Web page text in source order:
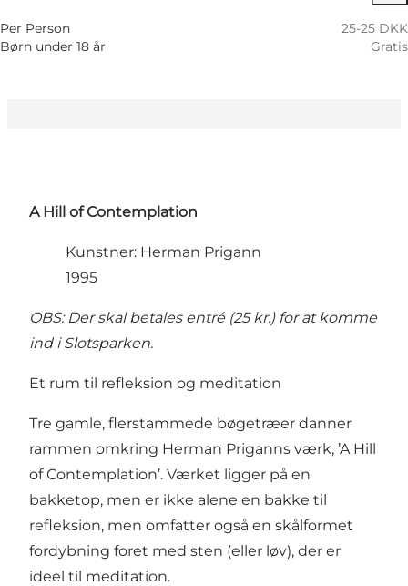
Per Person
25-25 DKK
Børn under 18 år
Gratis
A Hill of Contemplation
Kunstner: Herman Prigann
1995
OBS: Der skal betales entré (25 kr.) for at komme
ind i Slotsparken.
Et rum til refleksion og meditation
Tre gamle, flerstammede bøgetræer danner
rammen omkring Herman Priganns værk, ’A Hill
of Contemplation’. Værket ligger på en
bakketop, men er ikke alene en bakke til
refleksion, men omfatter også en skålformet
fordybning foret med sten (eller løv), der er
ideel til meditation.